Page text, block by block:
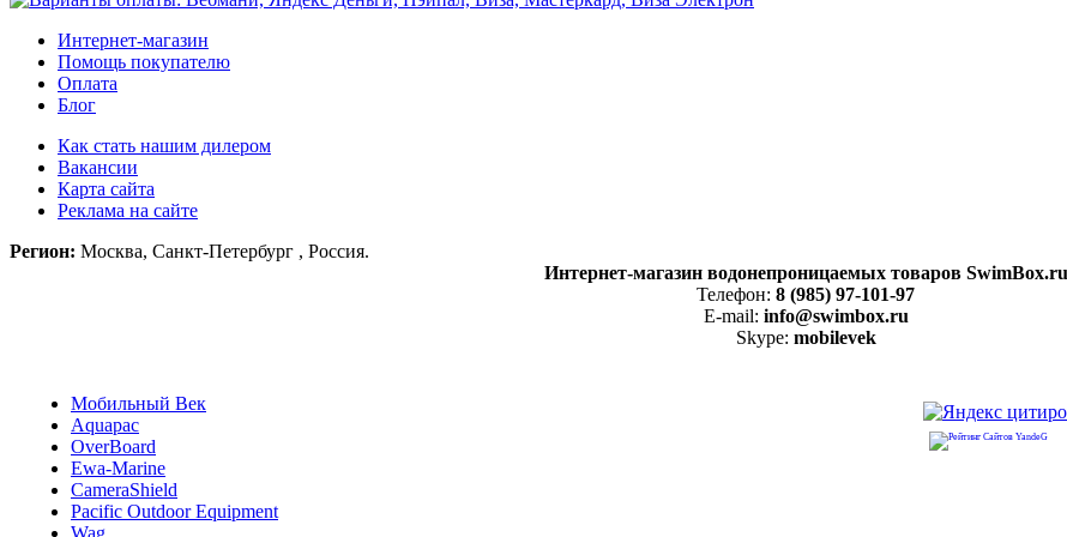
Интернет-магазин
Помощь покупателю
Оплата
Блог
Как стать нашим дилером
Вакансии
Карта сайта
Реклама на сайте
Регион: Москва, Санкт-Петербург , Россия.
Интернет-магазин водонепроницаемых товаров SwimBox.ru
Телефон: 8 (985) 97-101-97
E-mail: info@swimbox.ru
Skype: mobilevek
Мобильный Век
Aquapac
OverBoard
Ewa-Marine
CameraShield
Pacific Outdoor Equipment
Wag